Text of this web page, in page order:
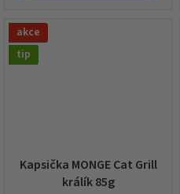
akce
tip
Kapsička MONGE Cat Grill
králík 85g